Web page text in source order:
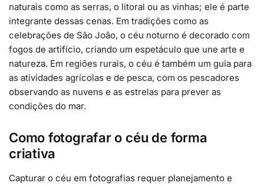
naturais como as serras, o litoral ou as vinhas; ele é parte
integrante dessas cenas. Em tradições como as
celebrações de São João, o céu noturno é decorado com
fogos de artifício, criando um espetáculo que une arte e
natureza. Em regiões rurais, o céu é também um guia para
as atividades agrícolas e de pesca, com os pescadores
observando as nuvens e as estrelas para prever as
condições do mar.
Como fotografar o céu de forma
criativa
Capturar o céu em fotografias requer planejamento e